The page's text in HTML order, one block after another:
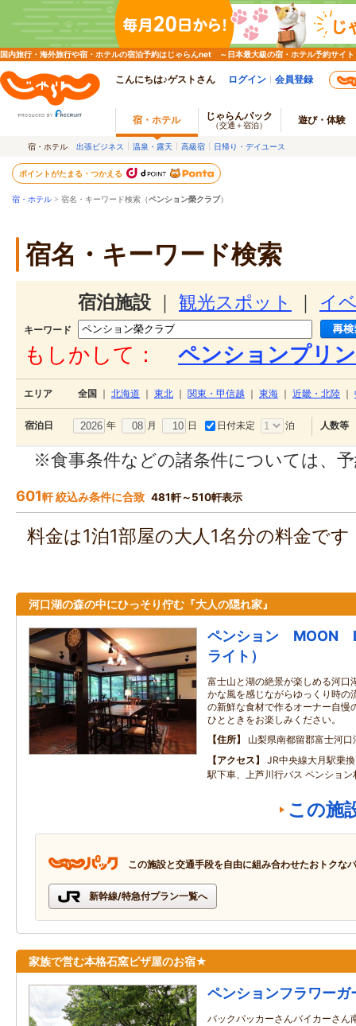
国内旅行・海外旅行や宿・ホテルの宿泊予約はじゃらんnet ～日本最大級の宿・ホテル予約サイト
こんにちは♪ゲストさん ログイン 会員登録
宿・ホテル じゃらんパック
（交通＋宿泊） 遊び・体験
宿・ホテル 出張ビジネス 温泉・露天 高級宿 日帰り・デイユース
ポイントがたまる・つかえる
宿・ホテル > 宿名・キーワード検索（ペンション榮クラブ）
宿名・キーワード検索
宿泊施設 観光スポット イ
キーワード
もしかして： ペンションプリ
エリア 全国 北海道 東北 関東・甲信越 東海 近畿・北陸
宿泊日 年 月 日 日付未定 泊 人数等
※食事条件などの諸条件については、
601軒 絞込み条件に合致 481軒～510軒表示
料金は1泊1部屋の大人1名分の料金で
河口湖の森の中にひっそり佇む『大人の隠れ家』
ペンション MOON
ライト）
富士山と湖の絶景が楽しめる河口
かな風を感じながらゆっくり時の
の新鮮な食材で作るオーナー自慢
ひとときをお楽しみください。
住所
山梨県南都留郡富士河
アクセス
JR中央線大月駅乗
駅下車、上芦川行バス ペンショ
この施
この施設と交通手段を自由に組み合わせたおトクな
新幹線/特急付プラン一覧へ
家族で営む本格石窯ピザ屋のお宿★
ペンションフラワーガ
バックパッカーさんバイカーさん